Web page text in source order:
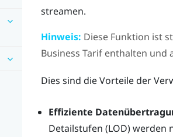
streamen.
Hinweis: Diese Funktion ist
Business Tarif enthalten und
Dies sind die Vorteile der
Effiziente
Detailstufen (LOD) werden